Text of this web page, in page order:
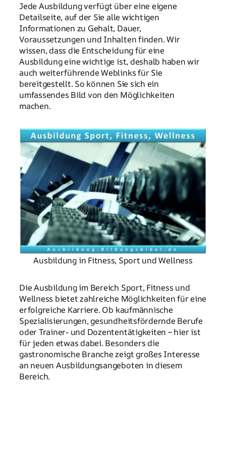
Jede Ausbildung verfügt über eine eigene
Detailseite, auf der Sie alle wichtigen
Informationen zu Gehalt, Dauer,
Voraussetzungen und Inhalten finden. Wir
wissen, dass die Entscheidung für eine
Ausbildung eine wichtige ist, deshalb haben wir
auch weiterführende Weblinks für Sie
bereitgestellt. So können Sie sich ein
umfassendes Bild von den Möglichkeiten
machen.
Ausbildung in Fitness, Sport und Wellness
Die Ausbildung im Bereich Sport, Fitness und
Wellness bietet zahlreiche Möglichkeiten für eine
erfolgreiche Karriere. Ob kaufmännische
Spezialisierungen, gesundheitsfördernde Berufe
oder Trainer- und Dozententätigkeiten – hier ist
für jeden etwas dabei. Besonders die
gastronomische Branche zeigt großes Interesse
an neuen Ausbildungsangeboten in diesem
Bereich.